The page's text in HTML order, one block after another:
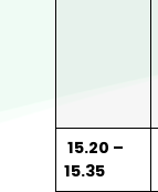
15.20 –
15.35